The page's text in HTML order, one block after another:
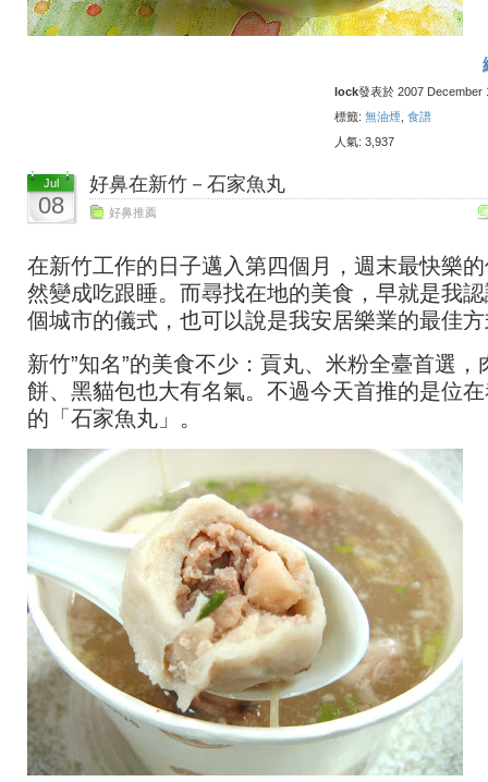
lock發表於 2007 December
標籤: 無油煙 食譜
人氣: 3,937
Jul
08
好鼻在新竹－石家魚丸
好鼻推薦
在新竹工作的日子邁入第四個月，週末最快樂
然變成吃跟睡。而尋找在地的美食，早就是我
個城市的儀式，也可以說是我安居樂業的最佳
新竹”知名”的美食不少：貢丸、米粉全臺首選，
餅、黑貓包也大有名氣。不過今天首推的是位
的「石家魚丸」。